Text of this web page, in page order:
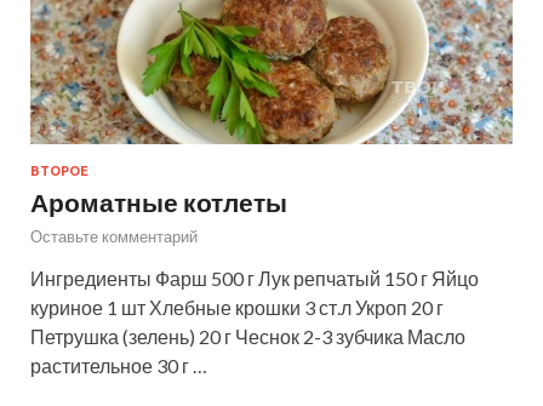
ВТОРОЕ
Ароматные котлеты
Оставьте комментарий
Ингредиенты Фарш 500 г Лук репчатый 150 г Яйцо
куриное 1 шт Хлебные крошки 3 ст.л Укроп 20 г
Петрушка (зелень) 20 г Чеснок 2-3 зубчика Масло
растительное 30 г …